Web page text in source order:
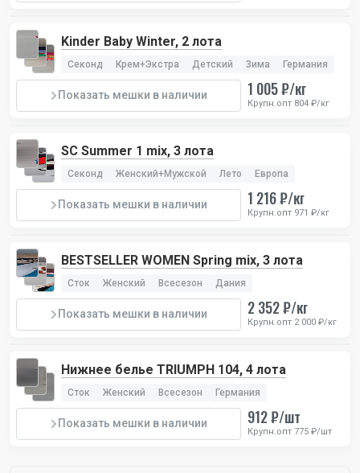
Kinder Baby Winter, 2 лота
Секонд Крем+Экстра Детский Зима Германия
Показать мешки в наличии 1 005 ₽/кг
Крупн.опт 804 ₽/кг
SC Summer 1 mix, 3 лота
Секонд Женский+Мужской Лето Европа
Показать мешки в наличии 1 216 ₽/кг
Крупн.опт 971 ₽/кг
BESTSELLER WOMEN Spring mix, 3 лота
Сток Женский Всесезон Дания
Показать мешки в наличии 2 352 ₽/кг
Крупн.опт 2 000 ₽/кг
Нижнее белье TRIUMPH 104, 4 лота
Сток Женский Всесезон Германия
Показать мешки в наличии 912 ₽/шт
Крупн.опт 775 ₽/шт